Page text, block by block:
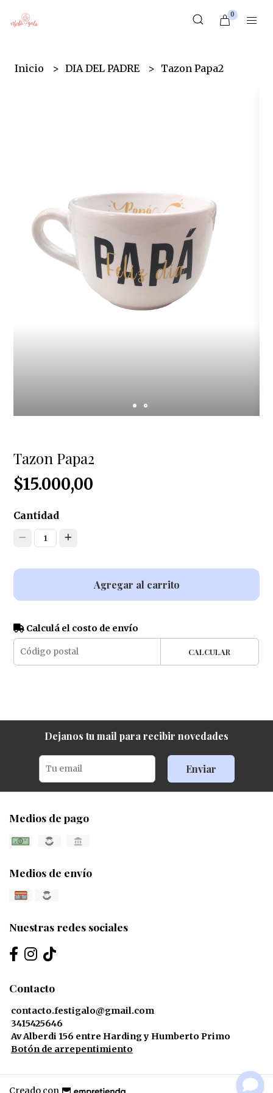
0
Inicio DIA DEL PADRE Tazon Papa2
Tazon Papa2
$15.000,00
Cantidad
1
Agregar al carrito
Calculá el costo de envío
CALCULAR
Dejanos tu mail para recibir novedades
Enviar
Medios de pago
Medios de envío
Nuestras redes sociales
Contacto
contacto.festigalo@gmail.com
3415425646
Av Alberdi 156 entre Harding y Humberto Primo
Botón de arrepentimiento
Creado con